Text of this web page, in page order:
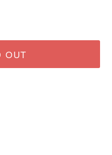
OUT